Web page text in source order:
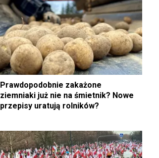
Prawdopodobnie zakażone
ziemniaki już nie na śmietnik? Nowe
przepisy uratują rolników?